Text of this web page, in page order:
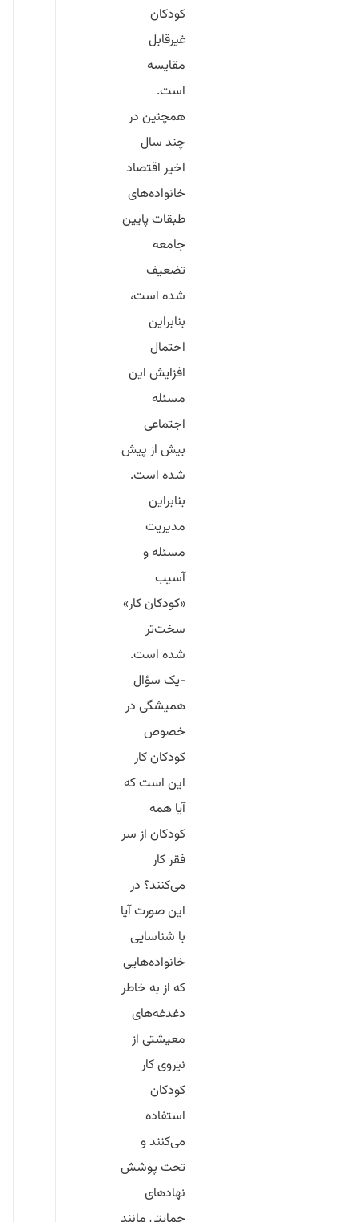
کودکان
غیرقابل
مقایسه
است.
همچنین در
چند سال
اخیر اقتصاد
خانواده‌های
طبقات پایین
جامعه
تضعیف‌
شده است،
بنابراین
احتمال
افزایش این
مسئله
اجتماعی
بیش از پیش
شده است.
بنابراین
مدیریت
مسئله و
آسیب
«کودکان کار»
سخت‌تر
شده است.
-یک سؤال
همیشگی در
خصوص
کودکان کار
این است که
آیا همه
کودکان از سر
فقر کار
می‌کنند؟ در
این صورت آیا
با شناسایی
خانواده‌هایی
که از به خاطر
دغدغه‌های
معیشتی از
نیروی کار
کودکان
استفاده
می‌کنند و
تحت پوشش
نهادهای